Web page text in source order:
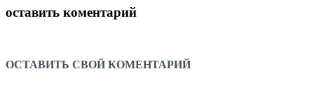
оставить коментарий
ОСТАВИТЬ СВОЙ КОМЕНТАРИЙ